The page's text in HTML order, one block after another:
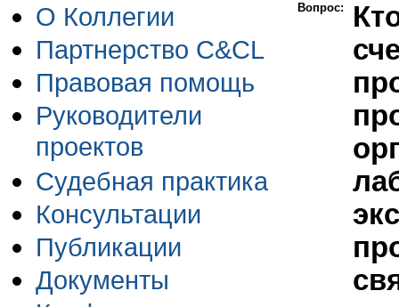
О Коллегии
Партнерство C&CL
Правовая помощь
Руководители
проектов
Судебная практика
Консультации
Публикации
Документы
Вопрос: